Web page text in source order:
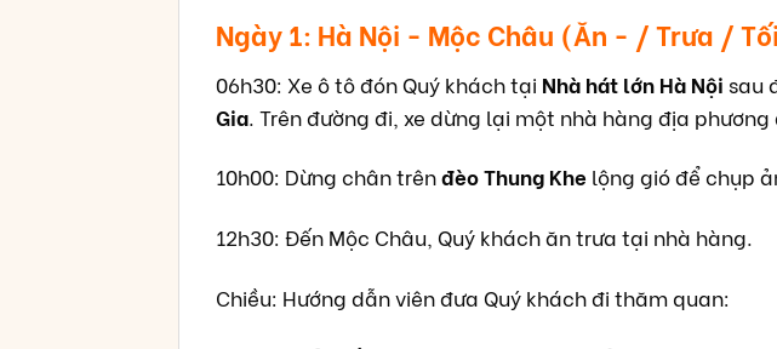
Ngày 1: Hà Nội - Mộc Châu (Ăn - / Trưa /
06h30: Xe ô tô đón Quý khách tại Nhà hát lớn Hà Nộisau
Gia. Trên đường đi, xe dừng lại một nhà hàng địa
10h00: Dừng chân trênđèo Thung Khelộng gió để chụp
12h30: Đến Mộc Châu, Quý khách ăn trưa tại nhà hàng.
Chiều: Hướng dẫn viên đưa Quý khách đi thăm quan: